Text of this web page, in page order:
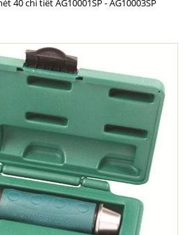
40 chi tiết AG10001SP - AG10003SP